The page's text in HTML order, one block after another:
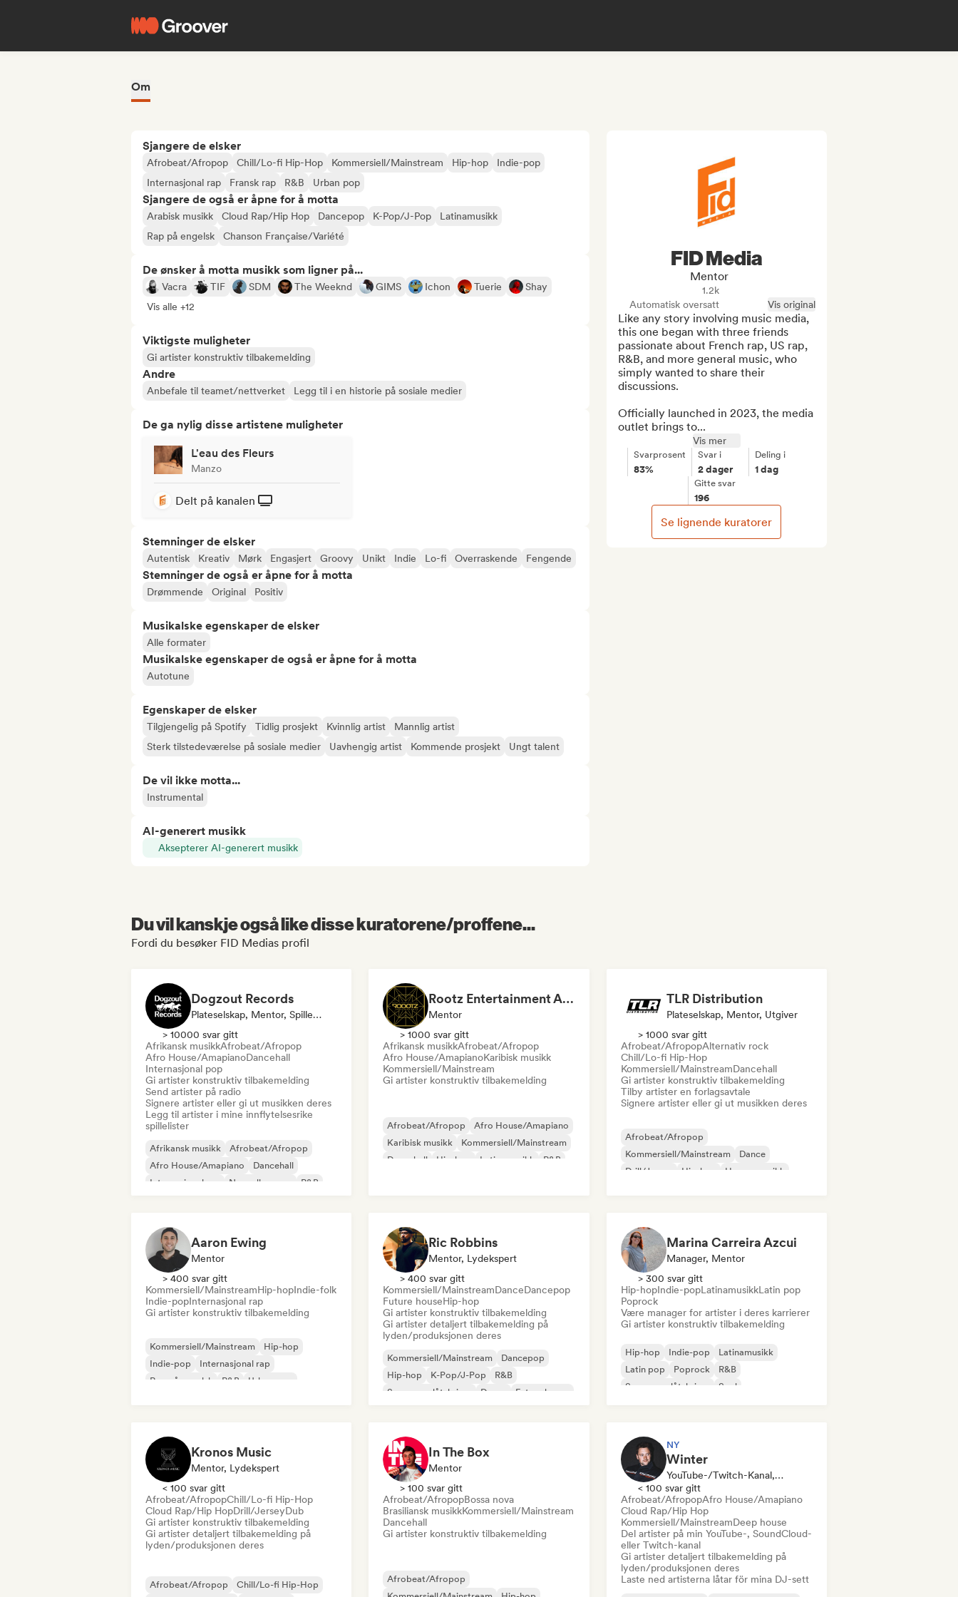
Om
Sjangere de elsker
Afrobeat/Afropop Chill/Lo-fi Hip-Hop Kommersiell/Mainstream Hip-hop
Indie-pop
Internasjonal rap
Fransk rap R&B Urban pop
Sjangere de også er åpne for å motta
Arabisk musikk Cloud Rap/Hip Hop Dancepop K-Pop/J-Pop
Latinamusikk
Rap på engelsk
Chanson Française/Variété
De ønsker å motta musikk som ligner på...
Vacra TIF SDM The Weeknd GIMS Ichon Tuerie
Shay
Vis alle +12
Viktigste muligheter
Gi artister konstruktiv tilbakemelding
Andre
Anbefale til teamet/nettverket Legg til i en historie på sosiale medier
De ga nylig disse artistene muligheter
L'eau des Fleurs
Manzo
Delt på kanalen
Stemninger de elsker
Autentisk Kreativ Mørk Engasjert Groovy Unikt Indie Lo-fi Overraskende Fengende
Stemninger de også er åpne for å motta
Drømmende Original Positiv
Musikalske egenskaper de elsker
Alle formater
Musikalske egenskaper de også er åpne for å motta
Autotune
Egenskaper de elsker
Tilgjengelig på Spotify Tidlig prosjekt Kvinnlig artist
Mannlig artist
Sterk tilstedeværelse på sosiale medier
Uavhengig artist Kommende prosjekt Ungt talent
De vil ikke motta...
Instrumental
AI-generert musikk
Aksepterer AI-generert musikk
FID Media
Mentor
1.2k
Automatisk oversatt
Vis original
Like any story involving music media,
this one began with three friends
passionate about French rap, US rap,
R&B, and more general music, who
simply wanted to share their
discussions.
Officially launched in 2023, the media
outlet brings to...
Vis mer
Svarprosent
83%
Svar i
2 dager
Deling i
1 dag
Gitte svar
196
Se lignende kuratorer
Du vil kanskje også like disse kuratorene/proffene...
Fordi du besøker FID Medias profil
Dogzout Records
Plateselskap, Mentor, Spillelistekurator, Radio-Stasjon
> 10000 svar gitt
Afrikansk musikkAfrobeat/Afropop
Afro House/AmapianoDancehall
Internasjonal pop
Gi artister konstruktiv tilbakemelding
Send artister på radio
Signere artister eller gi ut musikken deres
Legg til artister i mine innflytelsesrike
spillelister
Afrikansk musikk
Afrobeat/Afropop
Afro House/Amapiano
Dancehall
Internasjonal rap
Nouvelle scene
R&B
Rootz Entertainment Agency
Mentor
> 1000 svar gitt
Afrikansk musikkAfrobeat/Afropop
Afro House/AmapianoKaribisk musikk
Kommersiell/Mainstream
Gi artister konstruktiv tilbakemelding
Afrobeat/Afropop
Afro House/Amapiano
Karibisk musikk
Kommersiell/Mainstream
Dancehall
Hip-hop Latinamusikk R&B
TLR Distribution
Plateselskap, Mentor, Utgiver
> 1000 svar gitt
Afrobeat/AfropopAlternativ rock
Chill/Lo-fi Hip-Hop
Kommersiell/MainstreamDancehall
Gi artister konstruktiv tilbakemelding
Tilby artister en forlagsavtale
Signere artister eller gi ut musikken deres
Afrobeat/Afropop
Kommersiell/Mainstream
Dance
Drill/Jersey
Hip-hop
House-musikk
Aaron Ewing
Mentor
> 400 svar gitt
Kommersiell/MainstreamHip-hopIndie-folk
Indie-popInternasjonal rap
Gi artister konstruktiv tilbakemelding
Kommersiell/Mainstream
Hip-hop
Indie-pop
Internasjonal rap
Rap på engelsk
R&B
Urban pop
Ric Robbins
Mentor, Lydekspert
> 400 svar gitt
Kommersiell/MainstreamDanceDancepop
Future houseHip-hop
Gi artister konstruktiv tilbakemelding
Gi artister detaljert tilbakemelding på
lyden/produksjonen deres
Kommersiell/Mainstream
Dancepop
Hip-hop
K-Pop/J-Pop
R&B
Sanger og låtskriver
Dance Future house
Marina Carreira Azcui
Manager, Mentor
> 300 svar gitt
Hip-hopIndie-popLatinamusikkLatin pop
Poprock
Være manager for artister i deres karrierer
Gi artister konstruktiv tilbakemelding
Hip-hop Indie-pop
Latinamusikk
Latin pop
Poprock
R&B
Sanger og låtskriver
Soul
Kronos Music
Mentor, Lydekspert
< 100 svar gitt
Afrobeat/AfropopChill/Lo-fi Hip-Hop
Cloud Rap/Hip HopDrill/JerseyDub
Gi artister konstruktiv tilbakemelding
Gi artister detaljert tilbakemelding på
lyden/produksjonen deres
Afrobeat/Afropop
Chill/Lo-fi Hip-Hop
In The Box
Mentor
> 100 svar gitt
Afrobeat/AfropopBossa nova
Brasiliansk musikkKommersiell/Mainstream
Dancehall
Gi artister konstruktiv tilbakemelding
Afrobeat/Afropop
NY
Winter
YouTube-/Twitch-Kanal, Utvalgt DJ, Lydekspert
< 100 svar gitt
Afrobeat/AfropopAfro House/Amapiano
Cloud Rap/Hip Hop
Kommersiell/MainstreamDeep house
Del artister på min YouTube-, SoundCloud-
eller Twitch-kanal
Gi artister detaljert tilbakemelding på
lyden/produksjonen deres
Laste ned artisterna låtar för mina DJ-sett